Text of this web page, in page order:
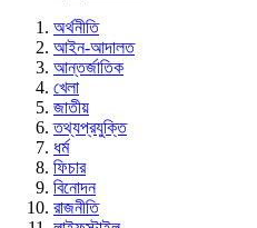
অর্থনীতি
আইন-আদালত
আন্তর্জাতিক
খেলা
জাতীয়
তথ্যপ্রযুক্তি
ধর্ম
ফিচার
বিনোদন
রাজনীতি